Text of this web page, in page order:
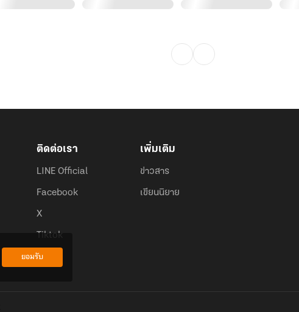
ติดต่อเรา
LINE Official
Facebook
X
Tiktok
เพิ่มเติม
ข่าวสาร
เขียนนิยาย
ยอมรับ